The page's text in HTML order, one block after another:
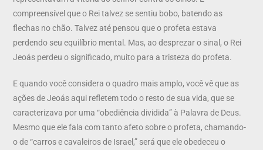
compreensível que o Rei talvez se sentiu bobo, batendo as
flechas no chão. Talvez até pensou que o profeta estava
perdendo seu equilíbrio mental. Mas, ao desprezar o sinal, o Rei
Jeoás perdeu o significado, muito para a tristeza do profeta.
E quando você considera o quadro mais amplo, você vê que as
ações de Jeoás aqui refletem todo o resto de sua vida, que se
caracterizava por uma “obediência dividida” à Palavra de Deus.
Mesmo que ele fala com tanto afeto sobre o profeta, chamando-
o de “carros e cavaleiros de Israel,” será que ele obedeceu o